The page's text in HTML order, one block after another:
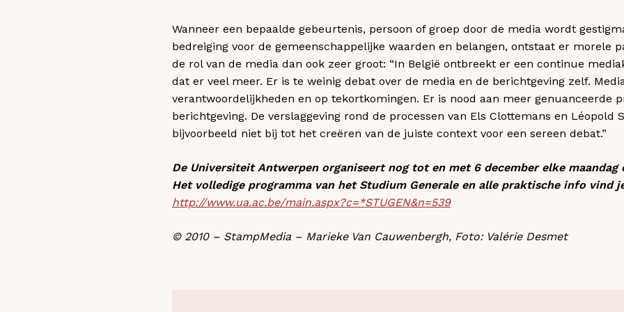
Wanneer een bepaalde gebeurtenis, persoon of groep door de media wordt
bedreiging voor de gemeenschappelijke waarden en belangen, ontstaat er morele
de rol van de media dan ook zeer groot: “In België ontbreekt er een continue
dat er veel meer. Er is te weinig debat over de media en de berichtgeving zelf.
verantwoordelijkheden en op tekortkomingen. Er is nood aan meer genuanceerde
berichtgeving. De verslaggeving rond de processen van Els Clottemans en Léopold
bijvoorbeeld niet bij tot het creëren van de juiste context voor een sereen debat.”
De Universiteit Antwerpen organiseert nog tot en met 6 december elke maandag
Het volledige programma van het Studium Generale en alle praktische info vind
http://www.ua.ac.be/main.aspx?c=*STUGEN&n=539
© 2010 – StampMedia – Marieke Van Cauwenbergh, Foto: Valérie Desmet